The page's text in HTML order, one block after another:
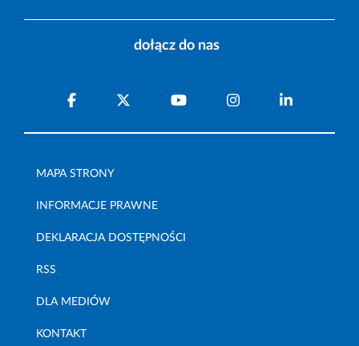
dołącz do nas
MAPA STRONY
INFORMACJE PRAWNE
DEKLARACJA DOSTĘPNOŚCI
RSS
DLA MEDIÓW
KONTAKT